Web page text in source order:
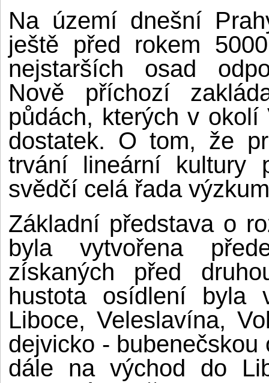
Na území dnešní
ještě před rokem
nejstarších osad
Nově příchozí
půdách, kterých v
dostatek. O tom, že
trvání lineární kultury
svědčí celá řada
Základní představa o
byla vytvořena
získaných před
hustota osídlení byla
Liboce, Veleslavína,
dejvicko -
dále na východ do